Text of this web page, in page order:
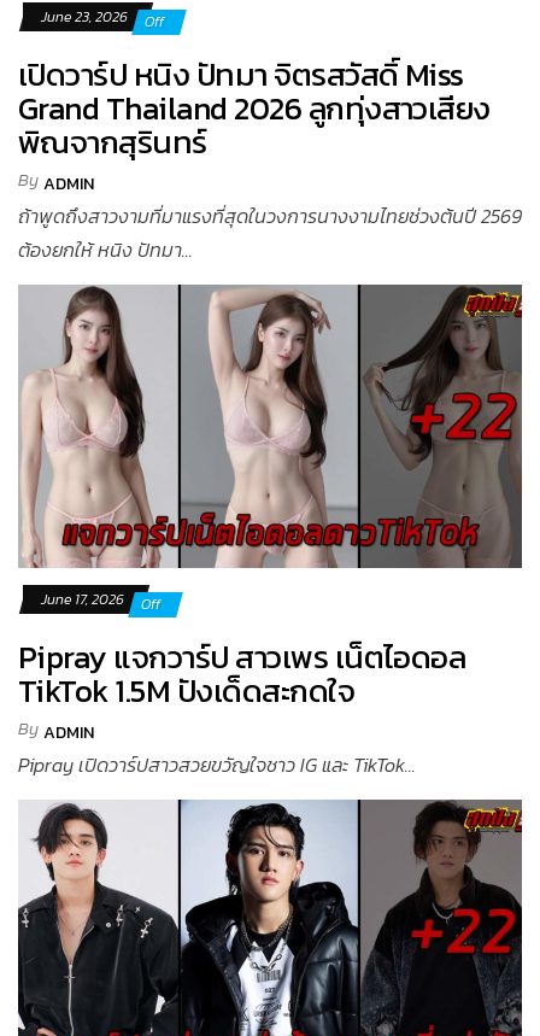
June 23, 2026 Off
เปิดวาร์ป หนิง ปัทมา จิตรสวัสดิ์ Miss
Grand Thailand 2026 ลูกทุ่งสาวเสียง
พิณจากสุรินทร์
ByADMIN
ถ้าพูดถึงสาวงามที่มาแรงที่สุดในวงการนางงามไทยช่วงต้นปี 2569
ต้องยกให้ หนิง ปัทมา...
June 17, 2026 Off
Pipray แจกวาร์ป สาวเพร เน็ตไอดอล
TikTok 1.5M ปังเด็ดสะกดใจ
ByADMIN
Pipray เปิดวาร์ปสาวสวยขวัญใจชาว IG และ TikTok...